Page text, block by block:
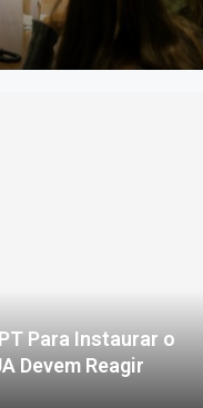
Para Instaurar o
Devem Reagir